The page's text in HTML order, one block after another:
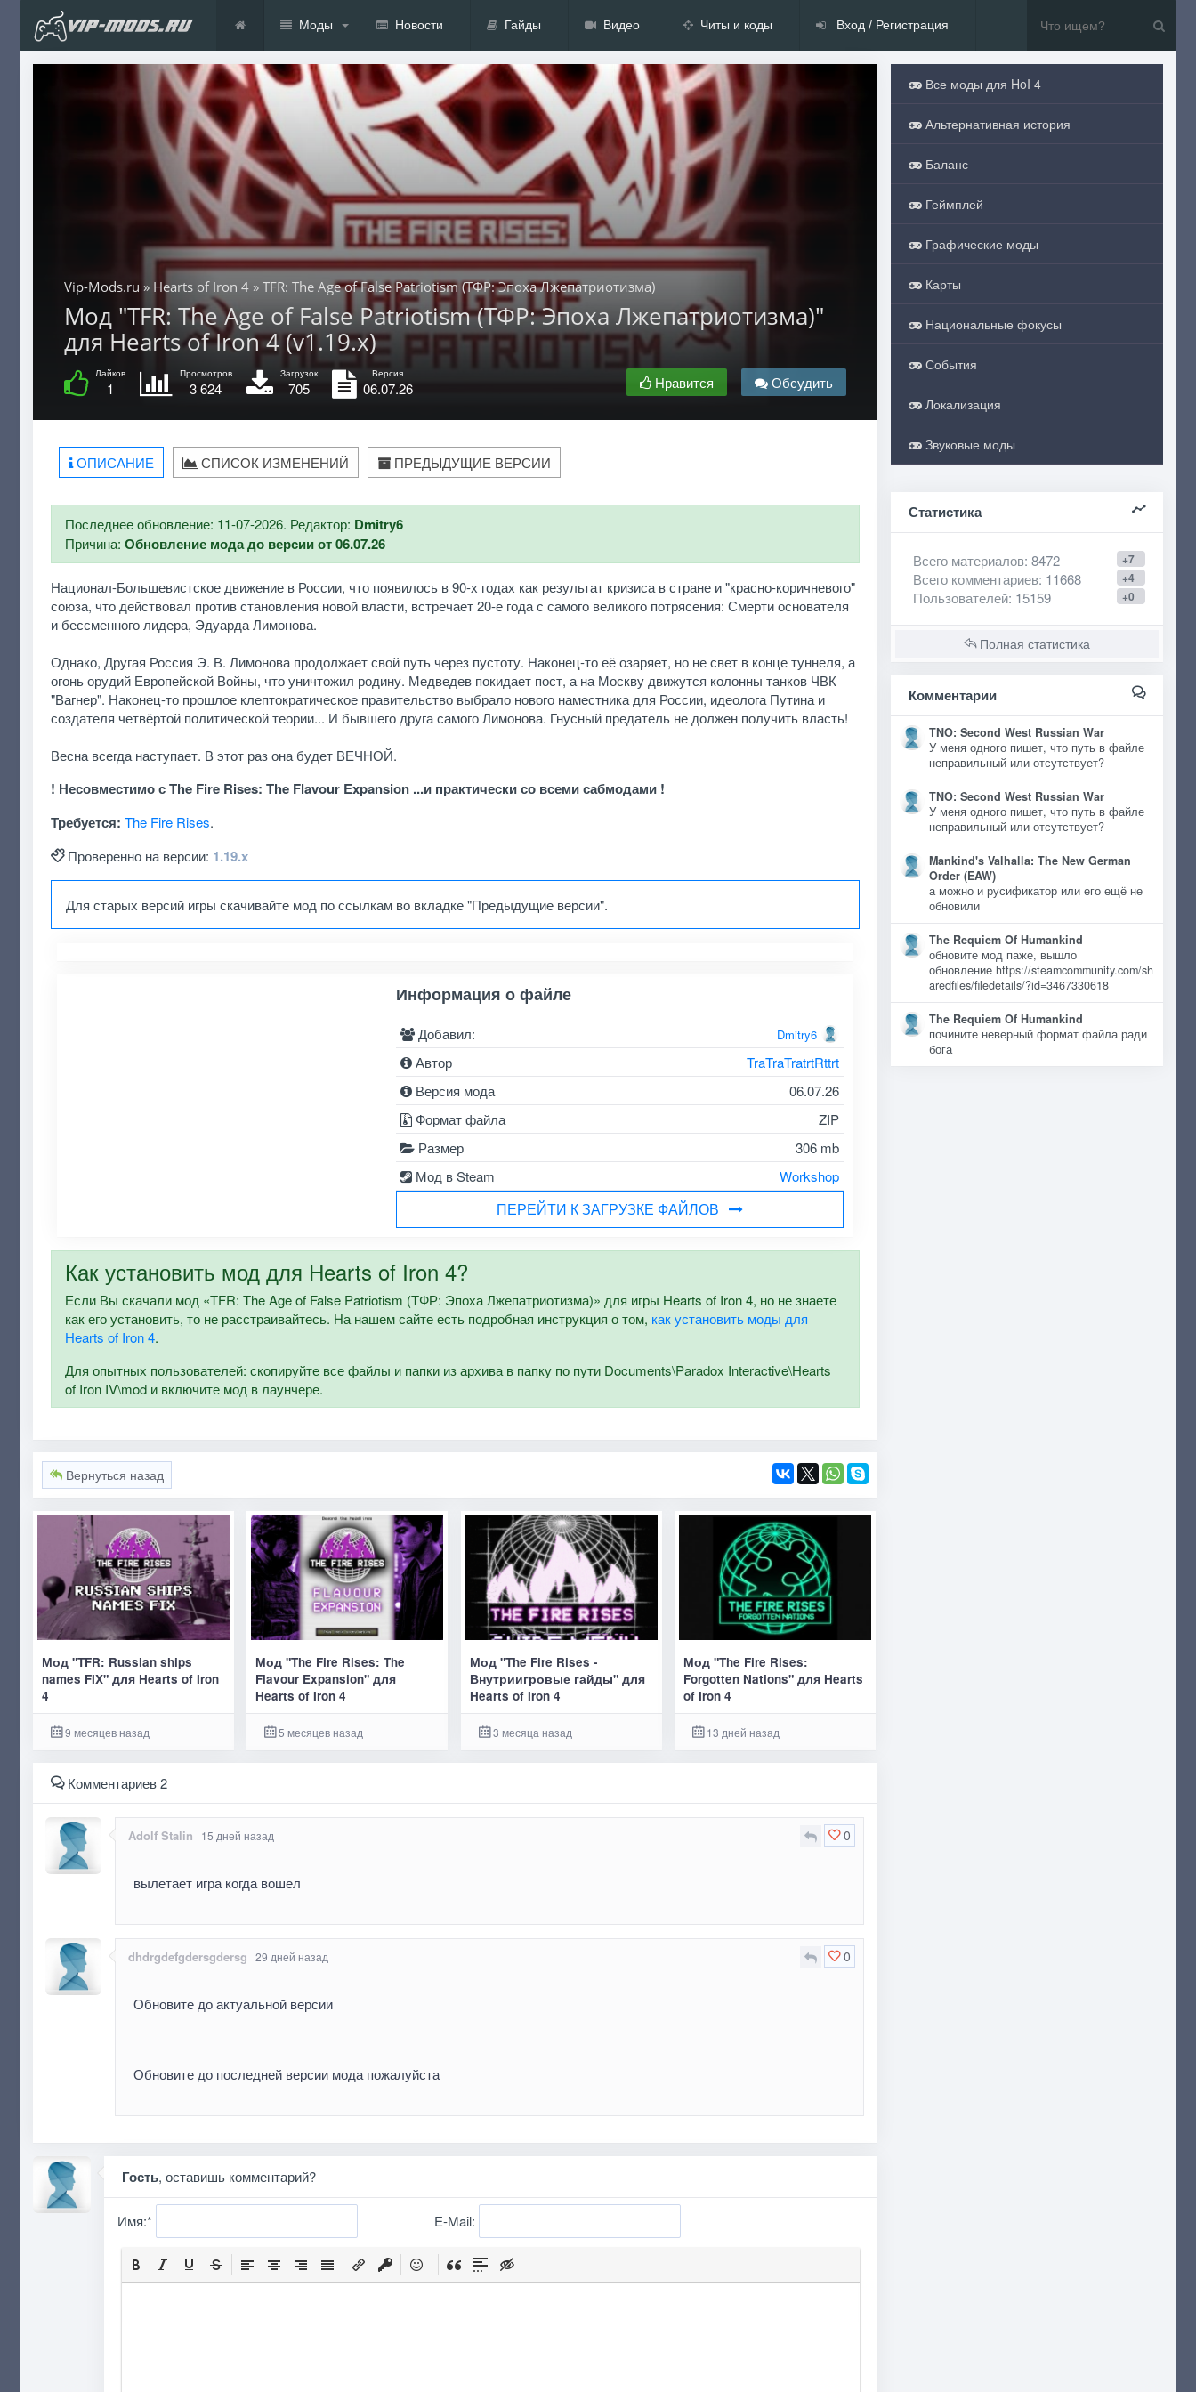
Моды Новости Гайды Видео Читы и коды Вход / Регистрация
Vip-Mods.ru » Hearts of Iron 4» TFR: The Age of False Patriotism (ТФР: Эпоха Лжепатриотизма)
Мод "TFR: The Age of False Patriotism (ТФР: Эпоха Лжепатриотизма)"
для Hearts of Iron 4 (v1.19.x)
Лайков
1
Просмотров
3 624
Загрузок
705
Версия
06.07.26 Нравится Обсудить
ОПИСАНИЕ СПИСОК ИЗМЕНЕНИЙ ПРЕДЫДУЩИЕ ВЕРСИИ
Последнее обновление: 11-07-2026. Редактор: Dmitry6
Причина: Обновление мода до версии от 06.07.26
Национал-Большевистское движение в России, что появилось в 90-х годах как результат кризиса в стране и "красно-коричневого"
союза, что действовал против становления новой власти, встречает 20-е года с самого великого потрясения: Смерти основателя
и бессменного лидера, Эдуарда Лимонова.
Однако, Другая Россия Э. В. Лимонова продолжает свой путь через пустоту. Наконец-то её озаряет, но не свет в конце туннеля, а
огонь орудий Европейской Войны, что уничтожил родину. Медведев покидает пост, а на Москву движутся колонны танков ЧВК
"Вагнер". Наконец-то прошлое клептократическое правительство выбрало нового наместника для России, идеолога Путина и
создателя четвёртой политической теории... И бывшего друга самого Лимонова. Гнусный предатель не должен получить власть!
Весна всегда наступает. В этот раз она будет ВЕЧНОЙ.
! Несовместимо с The Fire Rises: The Flavour Expansion ...и практически со всеми сабмодами !
Требуется: The Fire Rises.
Проверенно на версии: 1.19.x
Для старых версий игры скачивайте мод по ссылкам во вкладке "Предыдущие версии".
Информация о файле
Добавил: Dmitry6
Автор
TraTraTratrtRttrt
Версия мода
06.07.26
Формат файла
ZIP
Размер
306 mb
Мод в Steam
Workshop
ПЕРЕЙТИ К ЗАГРУЗКЕ ФАЙЛОВ
Как установить мод для Hearts of Iron 4?
Если Вы скачали мод «TFR: The Age of False Patriotism (ТФР: Эпоха Лжепатриотизма)» для игры Hearts of Iron 4, но не знаете
как его установить, то не расстраивайтесь. На нашем сайте есть подробная инструкция о том, как установить моды для
Hearts of Iron 4.
Для опытных пользователей: скопируйте все файлы и папки из архива в папку по пути Documents\Paradox Interactive\Hearts
of Iron IV\mod и включите мод в лаунчере.
Вернуться назад
Мод "TFR: Russian ships
names FIX" для Hearts of Iron
4
9 месяцев назад
Мод "The Fire Rises: The
Flavour Expansion" для
Hearts of Iron 4
5 месяцев назад
Мод "The Fire Rises -
Внутриигровые гайды" для
Hearts of Iron 4
3 месяца назад
Мод "The Fire Rises:
Forgotten Nations" для Hearts
of Iron 4
13 дней назад
Комментариев 2
0
Adolf Stalin 15 дней назад
вылетает игра когда вошел
0
dhdrgdefgdersgdersg 29 дней назад
Обновите до актуальной версии
Обновите до последней версии мода пожалуйста
Гость, оставишь комментарий?
Имя:* E-Mail:
Все моды для HoI 4
Альтернативная история
Баланс
Геймплей
Графические моды
Карты
Национальные фокусы
События
Локализация
Звуковые моды
Статистика
+7
Всего материалов: 8472
+4
Всего комментариев: 11668
+0
Пользователей: 15159
Полная статистика
Комментарии
TNO: Second West Russian War
У меня одного пишет, что путь в файле
неправильный или отсутствует?
TNO: Second West Russian War
У меня одного пишет, что путь в файле
неправильный или отсутствует?
Mankind's Valhalla: The New German
Order (EAW)
а можно и русификатор или его ещё не
обновили
The Requiem Of Humankind
обновите мод паже, вышло
обновление https://steamcommunity.com/sh
aredfiles/filedetails/?id=3467330618
The Requiem Of Humankind
почините неверный формат файла ради
бога